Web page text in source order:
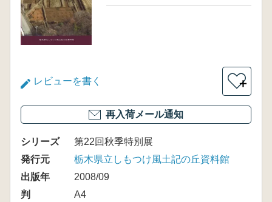
レビューを書く ＋
再入荷メール通知
シリーズ
第22回秋季特別展
発行元
栃木県立しもつけ風土記の丘資料館
出版年
2008/09
判
A4